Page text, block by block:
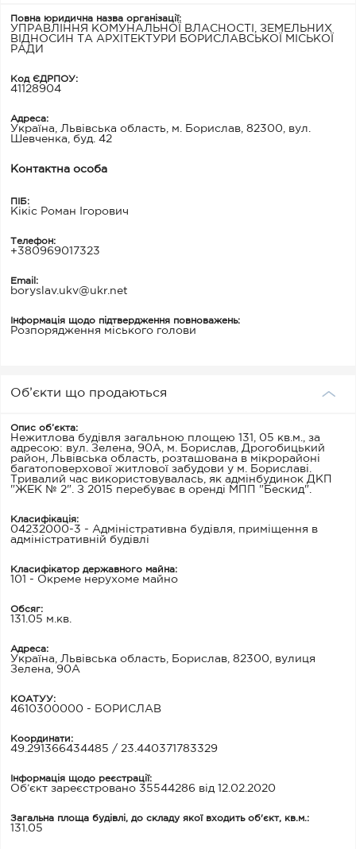
Повна юридична назва організації:
УПРАВЛІННЯ КОМУНАЛЬНОЇ ВЛАСНОСТІ, ЗЕМЕЛЬНИХ
ВІДНОСИН ТА АРХІТЕКТУРИ БОРИСЛАВСЬКОЇ МІСЬКОЇ
РАДИ
Код ЄДРПОУ:
41128904
Адреса:
Україна, Львівська область, м. Борислав, 82300, вул.
Шевченка, буд. 42
Контактна особа
ПІБ:
Кікіс Роман Ігорович
Телефон:
+380969017323
Email:
boryslav.ukv@ukr.net
Інформація щодо підтвердження повноважень:
Розпорядження міського голови
Об’єкти що продаються
Опис об’єкта:
Нежитлова будівля загальною площею 131, 05 кв.м., за
адресою: вул. Зелена, 90А, м. Борислав, Дрогобицький
район, Львівська область, розташована в мікрорайоні
багатоповерхової житлової забудови у м. Бориславі.
Тривалий час використовувалась, як адмінбудинок ДКП
"ЖЕК № 2". З 2015 перебуває в оренді МПП "Бескид".
Класифікація:
04232000-3 - Адміністративна будівля, приміщення в
адміністративній будівлі
Класифікатор державного майна:
101 - Окреме нерухоме майно
Обсяг:
131.05 м.кв.
Адреса:
Україна, Львівська область, Борислав, 82300, вулиця
Зелена, 90А
КОАТУУ:
4610300000 - БОРИСЛАВ
Координати:
49.291366434485 / 23.440371783329
Інформація щодо реєстрації:
Об’єкт зареєстровано 35544286 від 12.02.2020
Загальна площа будівлі, до складу якої входить об'єкт, кв.м.:
131.05